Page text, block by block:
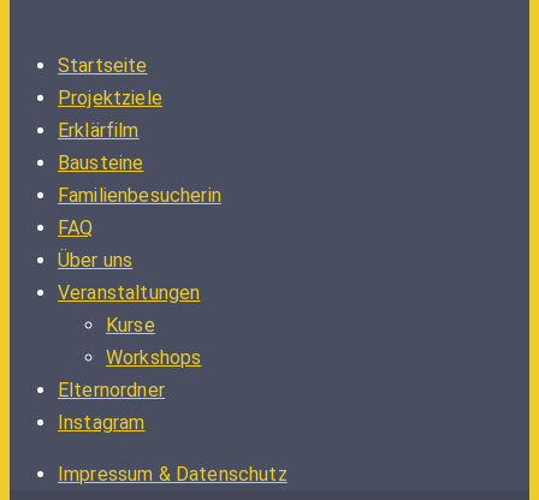
Startseite
Projektziele
Erklärfilm
Bausteine
Familienbesucherin
FAQ
Über uns
Veranstaltungen
Kurse
Workshops
Elternordner
Instagram
Impressum & Datenschutz